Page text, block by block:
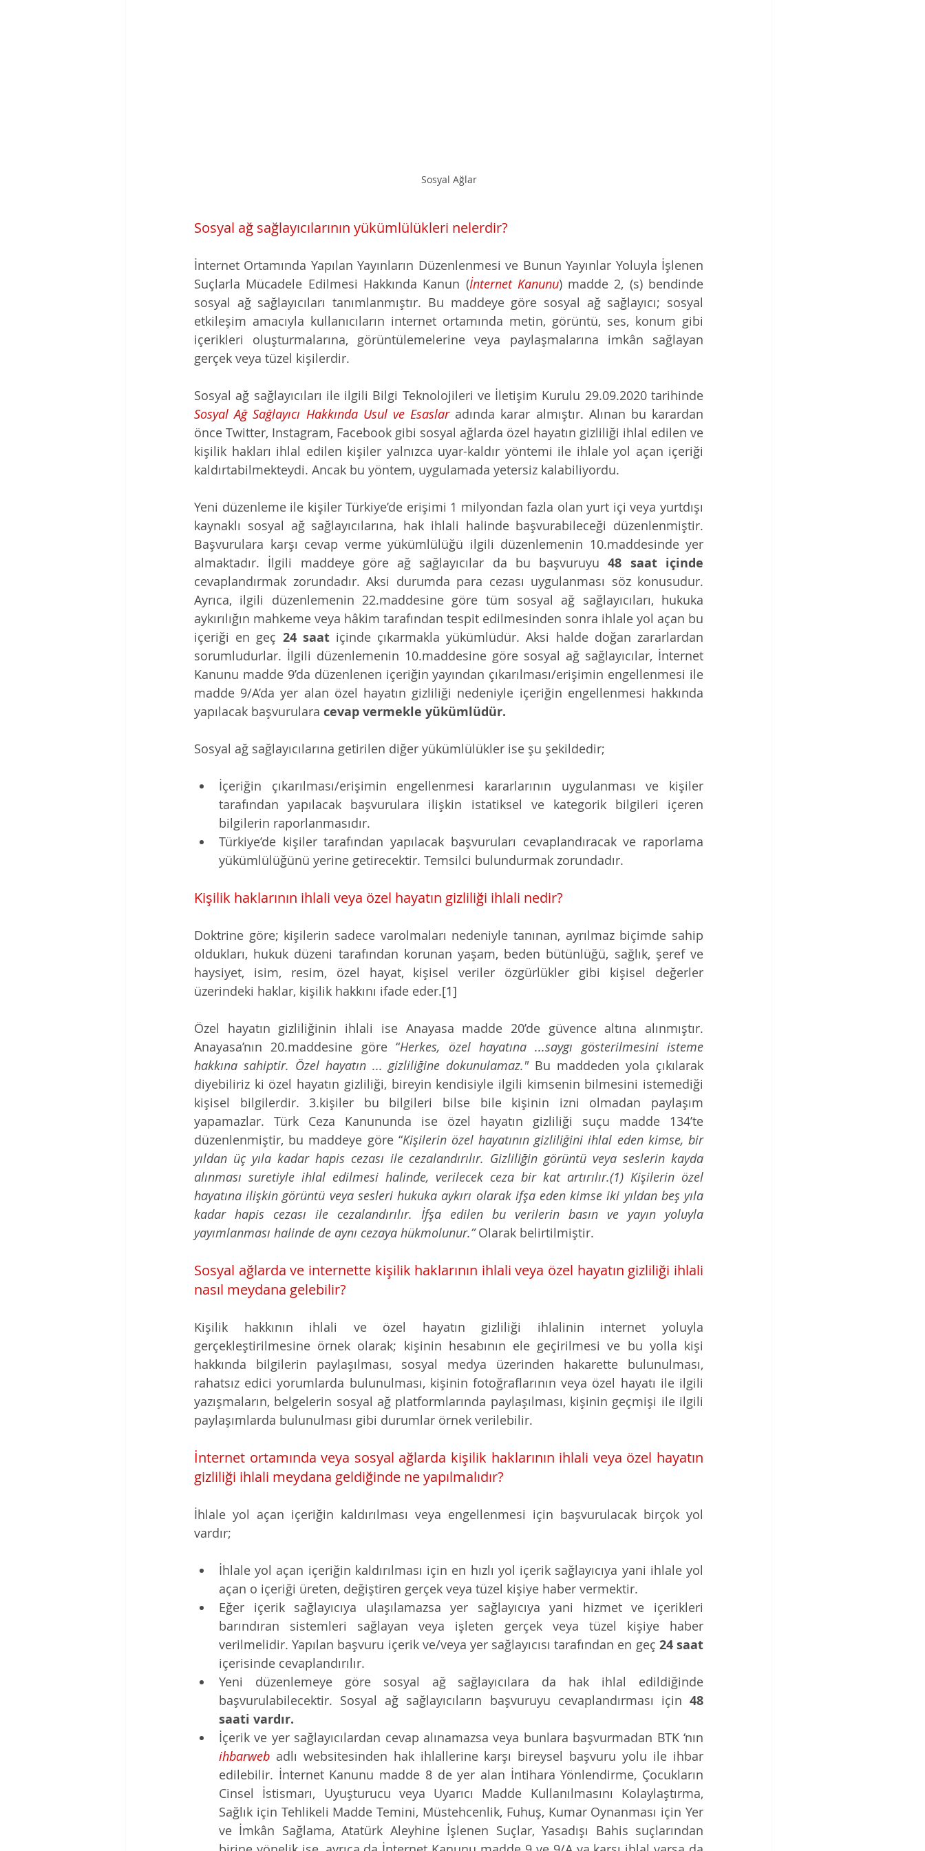
Sosyal Ağlar
Sosyal ağ sağlayıcılarının yükümlülükleri nelerdir?
İnternet Ortamında Yapılan Yayınların Düzenlenmesi ve Bunun Yayınlar Yoluyla İşlenen
Suçlarla Mücadele Edilmesi Hakkında Kanun (İnternet Kanunu) madde 2, (s) bendinde
sosyal ağ sağlayıcıları tanımlanmıştır. Bu maddeye göre sosyal ağ sağlayıcı; sosyal
etkileşim amacıyla kullanıcıların internet ortamında metin, görüntü, ses, konum gibi
içerikleri oluşturmalarına, görüntülemelerine veya paylaşmalarına imkân sağlayan
gerçek veya tüzel kişilerdir.
Sosyal Ağ Sağlayıcı Hakkında Usul ve Esaslar adında karar almıştır. Alınan bu karardan
önce Twitter, Instagram, Facebook gibi sosyal ağlarda özel hayatın gizliliği ihlal edilen ve
kişilik hakları ihlal edilen kişiler yalnızca uyar-kaldır yöntemi ile ihlale yol açan içeriği
kaldırtabilmekteydi. Ancak bu yöntem, uygulamada yetersiz kalabiliyordu.
Yeni düzenleme ile kişiler Türkiye’de erişimi 1 milyondan fazla olan yurt içi veya yurtdışı
kaynaklı sosyal ağ sağlayıcılarına, hak ihlali halinde başvurabileceği düzenlenmiştir.
Başvurulara karşı cevap verme yükümlülüğü ilgili düzenlemenin 10.maddesinde yer
almaktadır. İlgili maddeye göre ağ sağlayıcılar da bu başvuruyu
cevaplandırmak zorundadır. Aksi durumda para cezası uygulanması söz konusudur.
Ayrıca, ilgili düzenlemenin 22.maddesine göre tüm sosyal ağ sağlayıcıları, hukuka
aykırılığın mahkeme veya hâkim tarafından tespit edilmesinden sonra ihlale yol açan bu
içeriği en geç 24 saat içinde çıkarmakla yükümlüdür. Aksi halde doğan zararlardan
sorumludurlar. İlgili düzenlemenin 10.maddesine göre sosyal ağ sağlayıcılar, İnternet
Kanunu madde 9’da düzenlenen içeriğin yayından çıkarılması/erişimin engellenmesi ile
madde 9/A’da yer alan özel hayatın gizliliği nedeniyle içeriğin engellenmesi hakkında
yapılacak başvurulara cevap vermekle yükümlüdür.
Sosyal ağ sağlayıcılarına getirilen diğer yükümlülükler ise şu şekildedir;
İçeriğin çıkarılması/erişimin engellenmesi kararlarının uygulanması ve kişiler
tarafından yapılacak başvurulara ilişkin istatiksel ve kategorik bilgileri içeren
bilgilerin raporlanmasıdır.
Türkiye’de kişiler tarafından yapılacak başvuruları cevaplandıracak ve raporlama
yükümlülüğünü yerine getirecektir. Temsilci bulundurmak zorundadır.
Kişilik haklarının ihlali veya özel hayatın gizliliği ihlali nedir?
Doktrine göre; kişilerin sadece varolmaları nedeniyle tanınan, ayrılmaz biçimde sahip
oldukları, hukuk düzeni tarafından korunan yaşam, beden bütünlüğü, sağlık, şeref ve
haysiyet, isim, resim, özel hayat, kişisel veriler özgürlükler gibi kişisel değerler
üzerindeki haklar, kişilik hakkını ifade eder.[1]
Özel hayatın gizliliğinin ihlali ise Anayasa madde 20’de güvence altına alınmıştır.
Anayasa’nın 20.maddesine göre “Herkes, özel hayatına ...saygı gösterilmesini isteme
hakkına sahiptir. Özel hayatın ... gizliliğine dokunulamaz." Bu maddeden yola çıkılarak
diyebiliriz ki özel hayatın gizliliği, bireyin kendisiyle ilgili kimsenin bilmesini istemediği
kişisel bilgilerdir. 3.kişiler bu bilgileri bilse bile kişinin izni olmadan paylaşım
yapamazlar. Türk Ceza Kanununda ise özel hayatın gizliliği suçu madde 134’te
düzenlenmiştir, bu maddeye göre “Kişilerin özel hayatının gizliliğini ihlal eden kimse, bir
yıldan üç yıla kadar hapis cezası ile cezalandırılır. Gizliliğin görüntü veya seslerin kayda
alınması suretiyle ihlal edilmesi halinde, verilecek ceza bir kat artırılır.(1) Kişilerin özel
hayatına ilişkin görüntü veya sesleri hukuka aykırı olarak ifşa eden kimse iki yıldan beş yıla
kadar hapis cezası ile cezalandırılır. İfşa edilen bu verilerin basın ve yayın yoluyla
yayımlanması halinde de aynı cezaya hükmolunur.” Olarak belirtilmiştir.
Sosyal ağlarda ve internette kişilik haklarının ihlali veya özel hayatın gizliliği ihlali
nasıl meydana gelebilir?
Kişilik hakkının ihlali ve özel hayatın gizliliği ihlalinin internet yoluyla
gerçekleştirilmesine örnek olarak; kişinin hesabının ele geçirilmesi ve bu yolla kişi
hakkında bilgilerin paylaşılması, sosyal medya üzerinden hakarette bulunulması,
rahatsız edici yorumlarda bulunulması, kişinin fotoğraflarının veya özel hayatı ile ilgili
yazışmaların, belgelerin sosyal ağ platformlarında paylaşılması, kişinin geçmişi ile ilgili
paylaşımlarda bulunulması gibi durumlar örnek verilebilir.
İnternet ortamında veya sosyal ağlarda kişilik haklarının ihlali veya özel hayatın
gizliliği ihlali meydana geldiğinde ne yapılmalıdır?
İhlale yol açan içeriğin kaldırılması veya engellenmesi için başvurulacak birçok yol
vardır;
İhlale yol açan içeriğin kaldırılması için en hızlı yol içerik sağlayıcıya yani ihlale yol
açan o içeriği üreten, değiştiren gerçek veya tüzel kişiye haber vermektir.
Eğer içerik sağlayıcıya ulaşılamazsa yer sağlayıcıya yani hizmet ve içerikleri
barındıran sistemleri sağlayan veya işleten gerçek veya tüzel kişiye haber
verilmelidir. Yapılan başvuru içerik ve/veya yer sağlayıcısı tarafından en geç 24 saat
içerisinde cevaplandırılır.
Yeni düzenlemeye göre sosyal ağ sağlayıcılara da hak ihlal edildiğinde
başvurulabilecektir. Sosyal ağ sağlayıcıların başvuruyu cevaplandırması için 48
saati vardır.
ihbarweb adlı websitesinden hak ihlallerine karşı bireysel başvuru yolu ile ihbar
edilebilir. İnternet Kanunu madde 8 de yer alan İntihara Yönlendirme, Çocukların
Cinsel İstismarı, Uyuşturucu veya Uyarıcı Madde Kullanılmasını Kolaylaştırma,
Sağlık için Tehlikeli Madde Temini, Müstehcenlik, Fuhuş, Kumar Oynanması için Yer
ve İmkân Sağlama, Atatürk Aleyhine İşlenen Suçlar, Yasadışı Bahis suçlarından